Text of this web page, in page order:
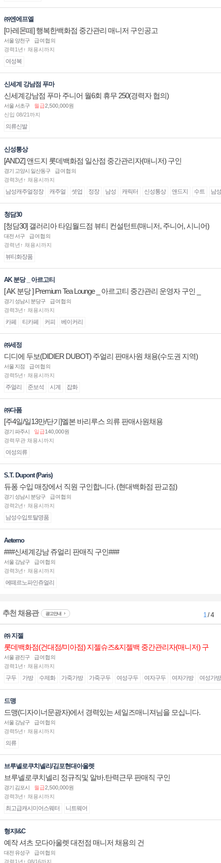
㈜엔에프엘
[마레몬떼] 행복한백화점 중간관리 매니저 구인공고
서울 양천구
급여협의
경력1년↑ 채용시까지
여성복
신세계 강남점 푸마
신세계강남점 푸마 주니어 월6회 휴무 250(경력자 협의)
서울 서초구 월급2,500,000원
신입 08/21까지
의류신발
신성통상
[ANDZ] 앤드지 롯데백화점 일산점 중간관리자(매니저) 구인
경기 고양시 일산동구
급여협의
경력3년↑ 채용시까지
남성캐주얼정장 캐주얼 셋업 정장 남성 캐릭터 신성통상 앤드지 수트 남
청담30
[청담30] 갤러리아 타임월드점 뷰티 컨설턴트(매니저, 주니어, 시니어)
채용
대전 서구
급여협의
경력년↑ 채용시까지
뷰티화장품
AK 분당 _ 아르고티
[ AK 분당 ] Premium Tea Lounge _ 아르고티 중간관리 운영자 구인 _
경기 성남시 분당구
급여협의
경력3년↑ 채용시까지
카페 티카페 커피 베이커리
㈜세정
디디에 두보(DIDIER DUBOT) 주얼리 판매사원 채용(수도권 지역)
서울 지점
급여협의
경력5년↑ 채용시까지
주얼리 준보석 시계 잡화
㈜다폼
[주4일/일13만/단기]멜본 바리루스 의류 판매사원채용
경기 파주시 일급140,000원
경력무관 채용시까지
여성의류
S.T. Dupont (Paris)
듀퐁 수입 매장에서 직원 구인합니다. (현대백화점 판교점)
경기 성남시 분당구
급여협의
경력2년↑ 채용시까지
남성수입토탈명품
Aeterno
###신세계강남 쥬얼리 판매직 구인###
서울 강남구
급여협의
경력3년↑ 채용시까지
에떼르노파인쥬얼리
추천 채용관 광고안내 1/ 4
㈜ 지젤
롯데백화점(건대점/미아점) 지젤슈즈&지젤백 중간관리자(매니저) 구
인합니다
서울 광진구
급여협의
경력1년↑ 채용시까지
구두 가방 수제화 가죽가방 가죽구두 여성구두 여자구두 여자가방 여성가방
드맹
드맹(디자이너문광자)에서 경력있는 세일즈매니져님을 모십니다.
서울 강남구
급여협의
경력5년↑ 채용시까지
의류
브루넬로쿠치넬리/김포현대아울렛
브루넬로쿠치넬리 정규직및 알바.탄력근무 판매직 구인
경기 김포시 월급2,500,000원
경력3년↑ 채용시까지
최고급캐시미어스웨터 니트웨어
형지I&C
예작 셔츠 모다아울렛 대전점 매니저 채용의 건
대전 유성구
급여협의
경력1년↑ 08/16까지